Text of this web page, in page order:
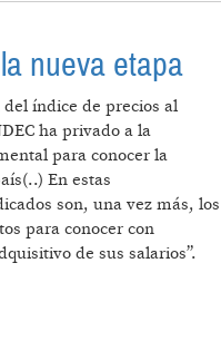
nueva etapa
índice de precios al
ha privado a la
para conocer la
En estas
son, una vez más, los
para conocer con
de sus salarios”.